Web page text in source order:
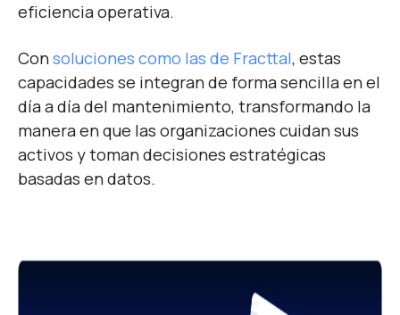
eficiencia operativa.
Consoluciones como las de Fracttal, estas
capacidades se integran de forma sencilla en el
día a día del mantenimiento, transformando la
manera en que las organizaciones cuidan sus
activos y toman decisiones estratégicas
basadas en datos.